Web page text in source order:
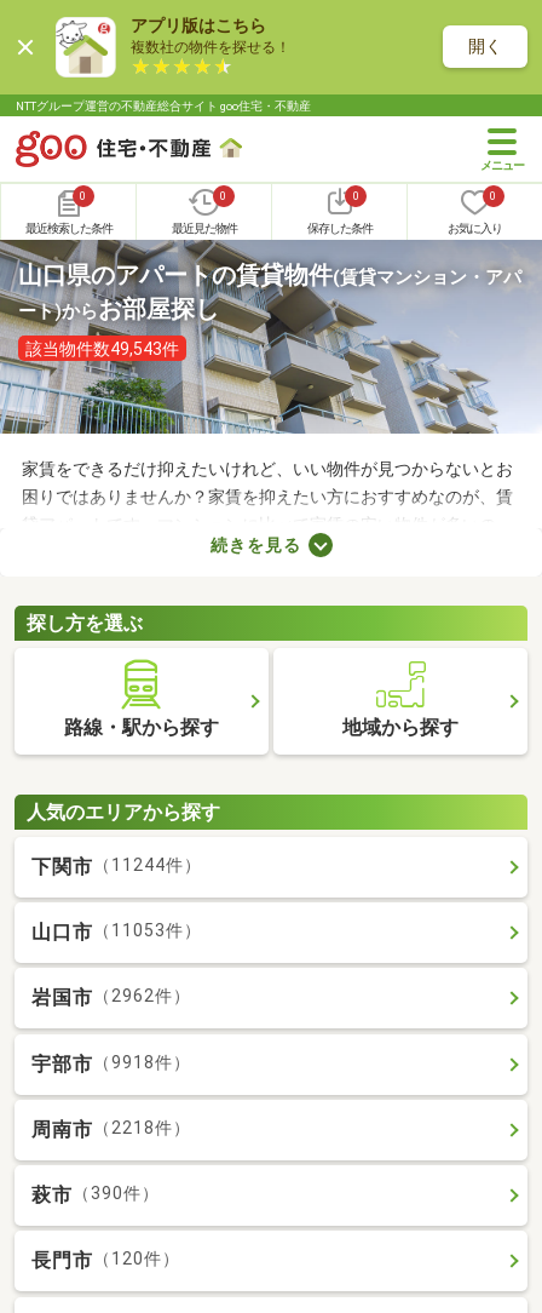
アプリ版はこちら
複数社の物件を探せる！ 開く
NTTグループ運営の不動産総合サイト goo住宅・不動産
0
最近検索した条件
0
最近見た物件
0
保存した条件
0
お気に入り
山口県のアパートの賃貸物件(賃貸マンション・アパ
ート)からお部屋探し
該当物件数49,543件
家賃をできるだけ抑えたいけれど、いい物件が見つからないとお
困りではありませんか？家賃を抑えたい方におすすめなのが、賃
貸アパートです。マンションに比べて家賃の安い物件が多いの
で、月々の支出を抑えられますよ。ここでは、おすすめの賃貸ア
件を見比べてみましょう。
続きを見る
探し方を選ぶ
路線・駅から探す 地域から探す
人気のエリアから探す
下関市 （11244件）
山口市 （11053件）
岩国市 （2962件）
宇部市 （9918件）
周南市 （2218件）
萩市 （390件）
長門市 （120件）